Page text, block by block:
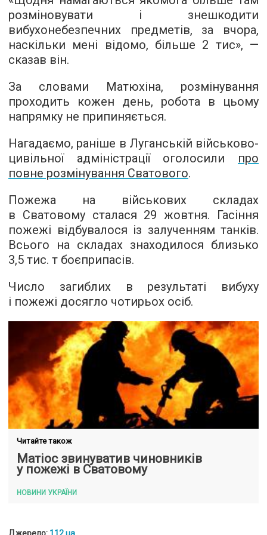
розміновувати і знешкодити
вибухонебезпечних предметів, за вчора,
наскільки мені відомо, більше 2 тис», —
сказав він.
За словами Матюхіна, розмінування
проходить кожен день, робота в цьому
напрямку не припиняється.
Нагадаємо, раніше в Луганській військово-
цивільної адміністрації оголосили про
повне розмінування Сватового.
Пожежа на військових складах
в Сватовому сталася 29 жовтня. Гасіння
пожежі відбувалося із залученням танків.
Всього на складах знаходилося близько
3,5 тис. т боєприпасів.
Число загиблих в результаті вибуху
і пожежі досягло чотирьох осіб.
Читайте також
Матіос звинуватив чиновників
у пожежі в Сватовому
НОВИНИ УКРАЇНИ
Джерело: 112.ua